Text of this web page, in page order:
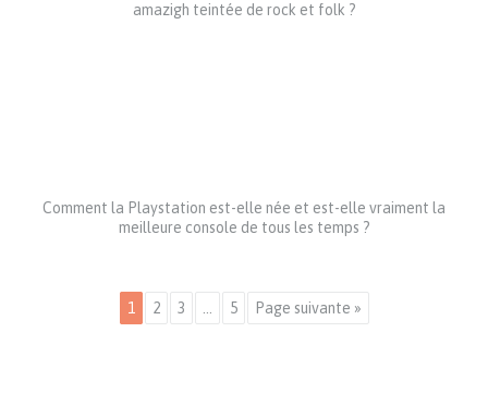
amazigh teintée de rock et folk ?
Comment la Playstation est-elle née et est-elle vraiment la
meilleure console de tous les temps ?
1 2 3 5 Page suivante »